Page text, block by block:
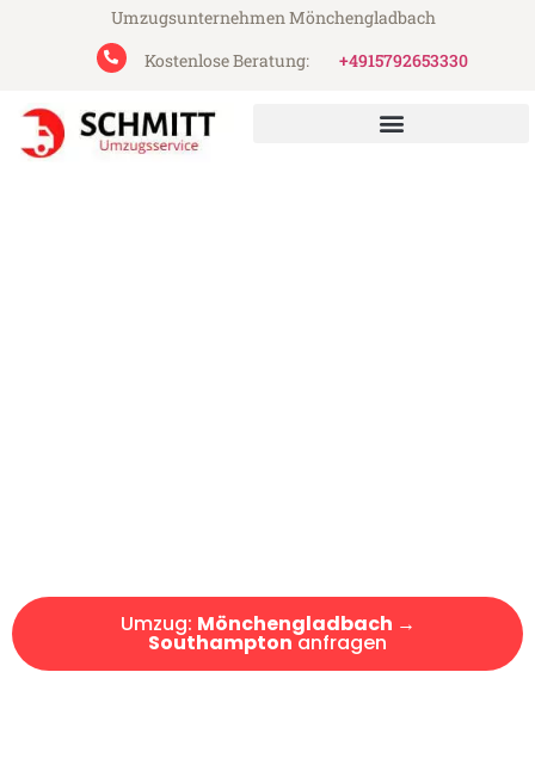
Umzugsunternehmen Mönchengladbach
Kostenlose Beratung:
+4915792653330
Umzug: Mönchengladbach →
Southamptonanfragen